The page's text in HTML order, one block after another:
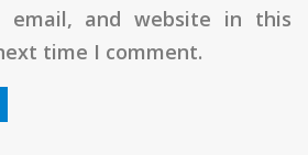
email, and website in this
time I comment.